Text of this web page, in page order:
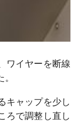
ワイヤーを断線
キャップを少し
ろで調整し直し